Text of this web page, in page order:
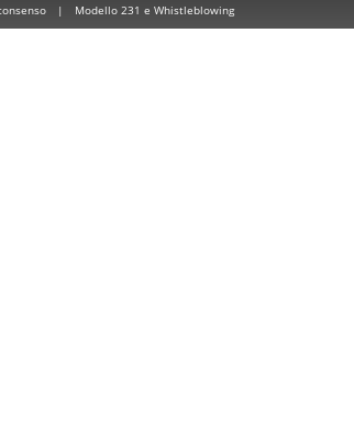
| Modello 231 e Whistleblowing